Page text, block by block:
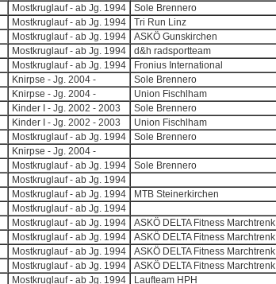
Mostkruglauf - ab Jg. 1994
Sole Brennero
Mostkruglauf - ab Jg. 1994
Tri Run Linz
Mostkruglauf - ab Jg. 1994
ASKÖ Gunskirchen
Mostkruglauf - ab Jg. 1994
d&h radsportteam
Mostkruglauf - ab Jg. 1994
Fronius International
Knirpse - Jg. 2004 -
Sole Brennero
Knirpse - Jg. 2004 -
Union Fischlham
Kinder I - Jg. 2002 - 2003
Sole Brennero
Kinder I - Jg. 2002 - 2003
Union Fischlham
Mostkruglauf - ab Jg. 1994
Sole Brennero
Knirpse - Jg. 2004 -
Mostkruglauf - ab Jg. 1994
Sole Brennero
Mostkruglauf - ab Jg. 1994
Mostkruglauf - ab Jg. 1994
MTB Steinerkirchen
Mostkruglauf - ab Jg. 1994
Mostkruglauf - ab Jg. 1994
ASKÖ DELTA Fitness Marchtrenk
Mostkruglauf - ab Jg. 1994
ASKÖ DELTA Fitness Marchtrenk
Mostkruglauf - ab Jg. 1994
ASKÖ DELTA Fitness Marchtrenk
Mostkruglauf - ab Jg. 1994
ASKÖ DELTA Fitness Marchtrenk
Mostkruglauf - ab Jg. 1994
Laufteam HPH